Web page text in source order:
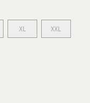
XL XXL